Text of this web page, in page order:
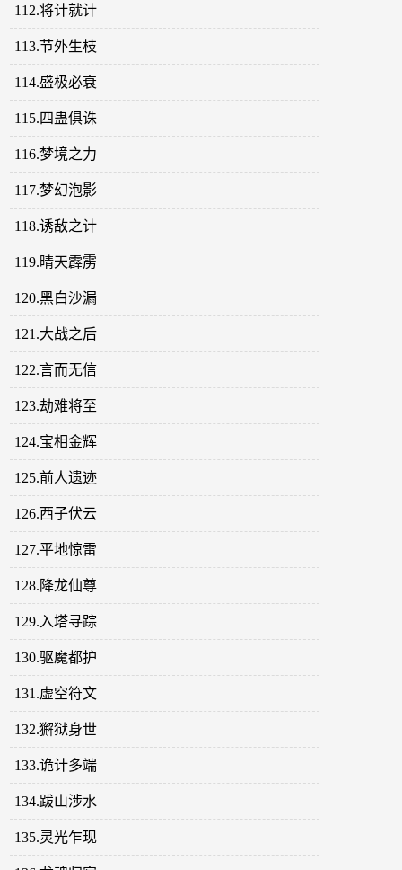
112.将计就计
113.节外生枝
114.盛极必衰
115.四蛊俱诛
116.梦境之力
117.梦幻泡影
118.诱敌之计
119.晴天霹雳
120.黑白沙漏
121.大战之后
122.言而无信
123.劫难将至
124.宝相金辉
125.前人遗迹
126.西子伏云
127.平地惊雷
128.降龙仙尊
129.入塔寻踪
130.驱魔都护
131.虚空符文
132.獬狱身世
133.诡计多端
134.跋山涉水
135.灵光乍现